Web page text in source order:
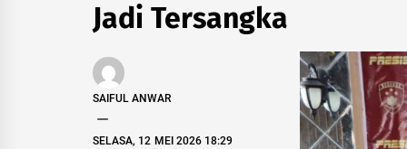
Jadi Tersangka
SAIFUL ANWAR
SELASA, 12 MEI 2026 18:29